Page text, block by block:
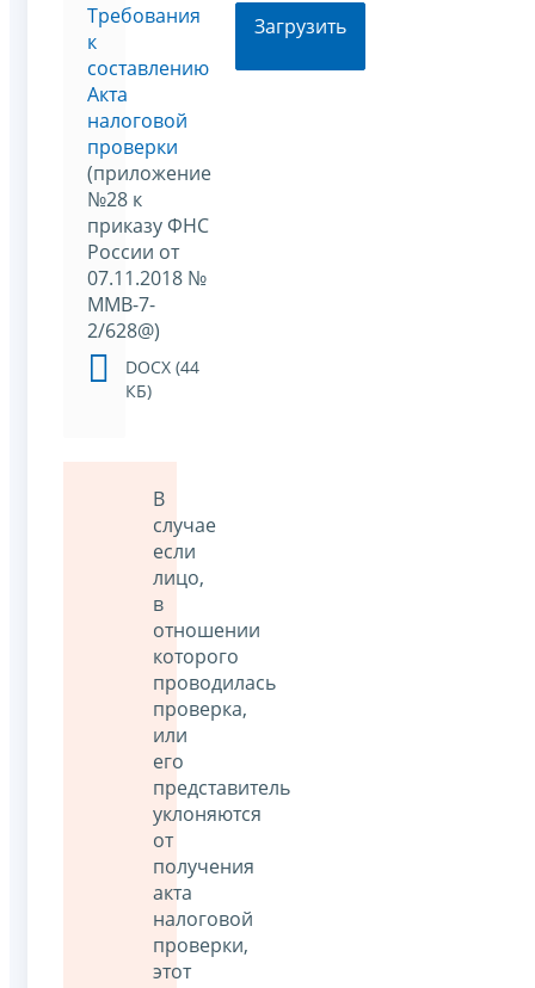
Требования
к
составлению
Акта
налоговой
проверки
(приложение
№28 к
приказу ФНС
России от
07.11.2018 №
ММВ-7-
2/628@)
DOCX (44
КБ)
Загрузить
В
случае
если
лицо,
в
отношении
которого
проводилась
проверка,
или
его
представитель
уклоняются
от
получения
акта
налоговой
проверки,
этот